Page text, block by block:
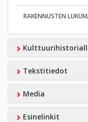
RAKENNUSTEN
Tekstitiedot
Media
Esinelinkit